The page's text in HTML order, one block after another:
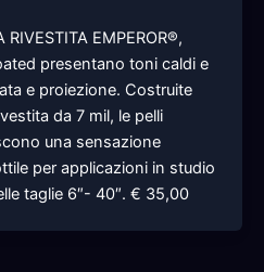
RIVESTITA EMPEROR®,
presentano toni caldi e
e proiezione. Costruite
da 7 mil, le pelli
una sensazione
per applicazioni in studio
taglie 6″- 40″. € 35,00